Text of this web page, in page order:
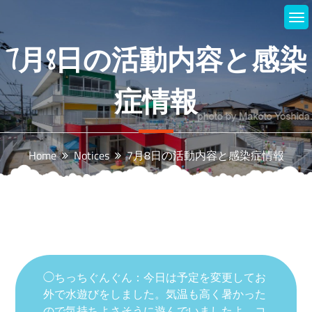
content
7月8日の活動内容と感染
症情報
Home Notices 7月8日の活動内容と感染症情報
◯ちっちぐんぐん：今日は予定を変更してお
外で水遊びをしました。気温も高く暑かった